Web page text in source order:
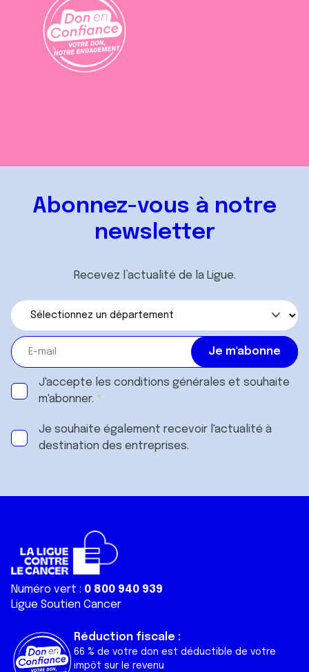
Abonnez-vous à notre
newsletter
Recevez l’actualité de la Ligue.
J'accepte les conditions générales et souhaite
m'abonner.
Je souhaite également recevoir l'actualité à
destination des entreprises.
Numéro vert : 0 800 940 939
Ligue Soutien Cancer
Réduction fiscale :
66 % de votre don est déductible de votre
impôt sur le revenu